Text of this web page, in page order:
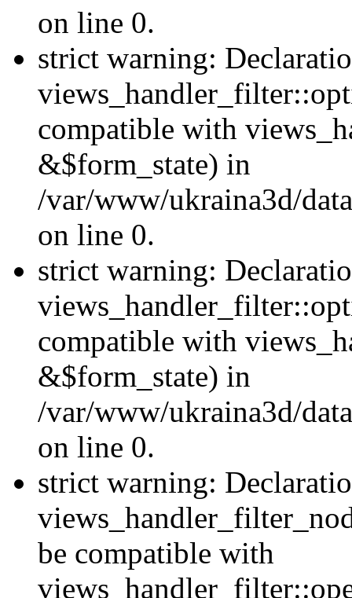
on line 0.
strict warning:
compatible with
&$form_state) in
/var/www/ukraina3d/
on line 0.
strict warning:
compatible with
&$form_state) in
/var/www/ukraina3d/
on line 0.
strict warning:
be compatible with